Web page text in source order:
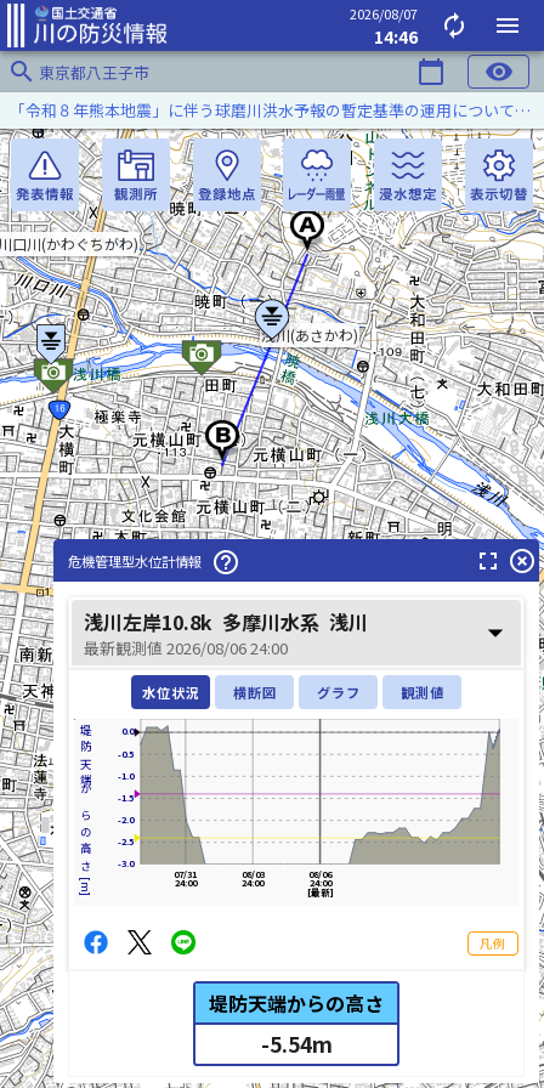
2026/08/07
14:46 autorenew
menu
search 東京都八王子市 calendar_today visibility
浅川(あさかわ)
口川(かわぐちがわ)
「令和８年熊本地震」に伴う球磨川洪水予報の暫定基準の運用について（令和８年８月５日）
危機管理型水位計情報 help_outline fullscreen highlight_off
浅川左岸10.8k 多摩川水系 浅川
最新観測値 2026/08/06 24:00 arrow_drop_down
水位状況 横断図 グラフ 観測値
堤防天端からの高さ[m] -3.0
-2.5
-2.0
-1.5
-1.0
-0.5
0.0
08/06
24:00
[最新]
08/03
24:00
07/31
24:00
凡例
堤防天端からの高さ
-5.54m